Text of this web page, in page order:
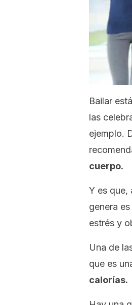
Bailar
las
ejemplo.
cuerpo.
Y es que,
genera
estrés y
Una de
que es
calorías.